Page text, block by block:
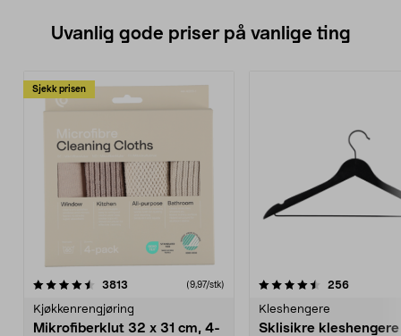
Uvanlig gode priser på vanlige ting
Sjekk prisen
3813 anmeldelser(9,97/stk)
Kjøkkenrengjøring
Mikrofiberklut 32 x 31 cm, 4-
4.5av 5 stjerner 256
Kleshengere
Sklisikre
4.5av 5 stjerner